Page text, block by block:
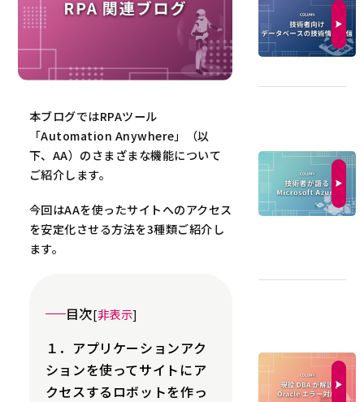
本ブログではRPAツール
「Automation Anywhere」（以
下、AA）のさまざまな機能について
ご紹介します。
今回はAAを使ったサイトへのアクセス
を安定化させる方法を3種類ご紹介し
ます。
目次[非表示]
１．アプリケーションアク
ションを使ってサイトにア
クセスするロボットを作っ